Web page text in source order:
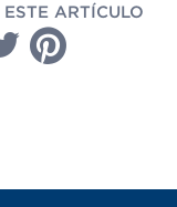
ARTÍCULO